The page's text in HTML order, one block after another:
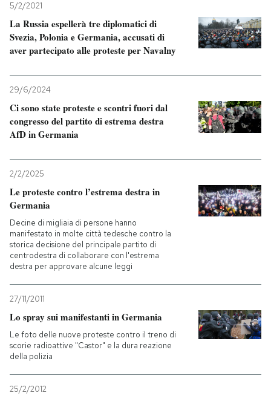
AREA PERSONALE
Entra
5/2/2021
La Russia espellerà tre diplomatici di
Svezia, Polonia e Germania, accusati di
aver partecipato alle proteste per Navalny
29/6/2024
Ci sono state proteste e scontri fuori dal
congresso del partito di estrema destra
AfD in Germania
2/2/2025
Le proteste contro l’estrema destra in
Germania
Decine di migliaia di persone hanno
manifestato in molte città tedesche contro la
storica decisione del principale partito di
centrodestra di collaborare con l'estrema
destra per approvare alcune leggi
27/11/2011
Lo spray sui manifestanti in Germania
Le foto delle nuove proteste contro il treno di
scorie radioattive "Castor" e la dura reazione
della polizia
25/2/2012